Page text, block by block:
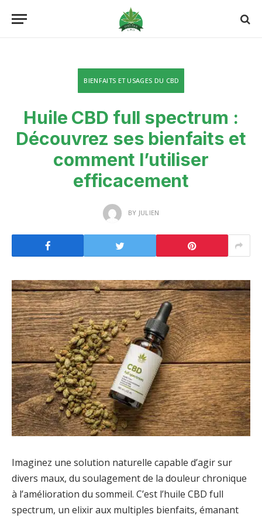
BIENFAITS ET USAGES DU CBD
Huile CBD full spectrum :
Découvrez ses bienfaits et
comment l’utiliser
efficacement
BY JULIEN
Imaginez une solution naturelle capable d’agir sur
divers maux, du soulagement de la douleur chronique
à l’amélioration du sommeil. C’est l’huile CBD full
spectrum, un elixir aux multiples bienfaits, émanant